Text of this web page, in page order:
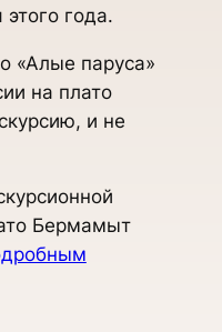
года.
«Алые паруса»
на плато
и не
Бермамыт